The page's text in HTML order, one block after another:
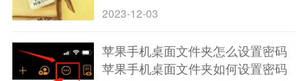
2023-12-03
苹果手机桌面文件夹怎么设置密码
苹果手机桌面文件夹如何设置密码